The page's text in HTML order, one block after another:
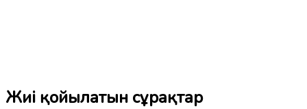
Жиі қойылатын сұрақтар